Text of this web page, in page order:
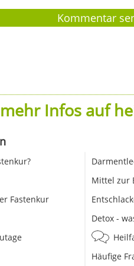
Infos auf
Fastenkur
Mittel zur
Detox -
Häufige